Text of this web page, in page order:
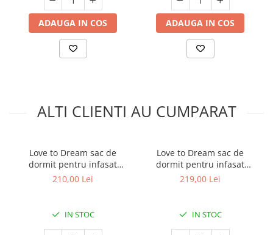
ADAUGA IN COS ADAUGA IN COS
ALTI CLIENTI AU CUMPARAT
Love to Dream sac de
dormit pentru infasat
Swaddle Up, 1.5 TOG,
210,00 Lei
IN STOC
Love to Dream sac de
dormit pentru infasat
Swaddle Up, M, 6-8.5kg, 2.5
219,00 Lei
IN STOC